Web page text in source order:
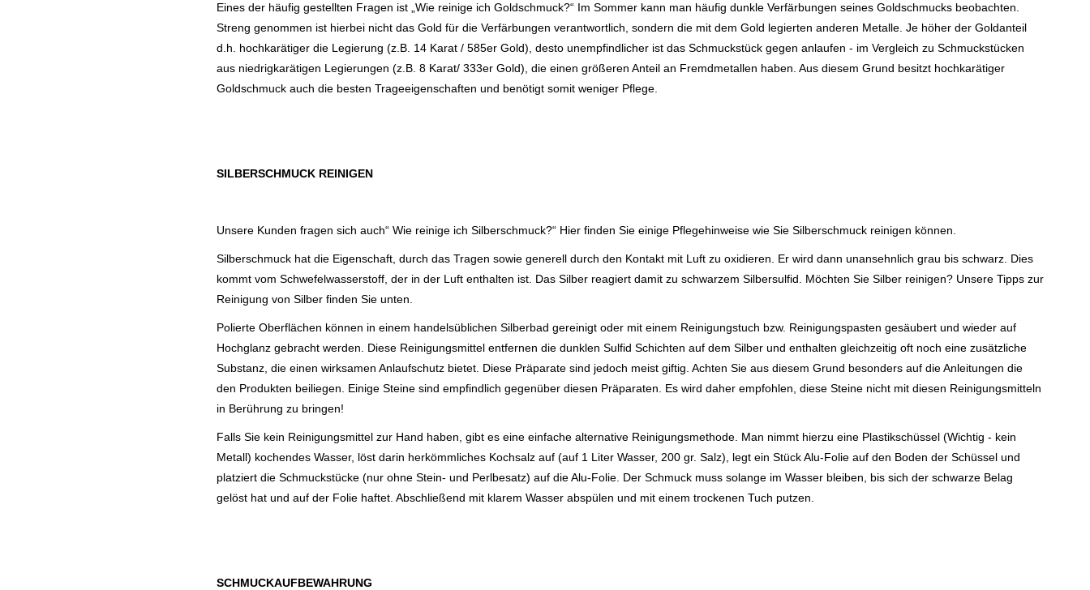
Eines der häufig gestellten Fragen ist „Wie reinige ich Goldschmuck?“ Im Sommer kann man häufig dunkle Verfärbungen seines Goldschmucks beobachten.
Streng genommen ist hierbei nicht das Gold für die Verfärbungen verantwortlich, sondern die mit dem Gold legierten anderen Metalle. Je höher der Goldanteil
d.h. hochkarätiger die Legierung (z.B. 14 Karat / 585er Gold), desto unempfindlicher ist das Schmuckstück gegen anlaufen - im Vergleich zu Schmuckstücken
aus niedrigkarätigen Legierungen (z.B. 8 Karat/ 333er Gold), die einen größeren Anteil an Fremdmetallen haben. Aus diesem Grund besitzt hochkarätiger
Goldschmuck auch die besten Trageeigenschaften und benötigt somit weniger Pflege.
SILBERSCHMUCK REINIGEN
Unsere Kunden fragen sich auch“ Wie reinige ich Silberschmuck?“ Hier finden Sie einige Pflegehinweise wie Sie Silberschmuck reinigen können.
Silberschmuck hat die Eigenschaft, durch das Tragen sowie generell durch den Kontakt mit Luft zu oxidieren. Er wird dann unansehnlich grau bis schwarz. Dies
kommt vom Schwefelwasserstoff, der in der Luft enthalten ist. Das Silber reagiert damit zu schwarzem Silbersulfid. Möchten Sie Silber reinigen? Unsere Tipps zur
Reinigung von Silber finden Sie unten.
Polierte Oberflächen können in einem handelsüblichen Silberbad gereinigt oder mit einem Reinigungstuch bzw. Reinigungspasten gesäubert und wieder auf
Hochglanz gebracht werden. Diese Reinigungsmittel entfernen die dunklen Sulfid Schichten auf dem Silber und enthalten gleichzeitig oft noch eine zusätzliche
Substanz, die einen wirksamen Anlaufschutz bietet. Diese Präparate sind jedoch meist giftig. Achten Sie aus diesem Grund besonders auf die Anleitungen die
den Produkten beiliegen. Einige Steine sind empfindlich gegenüber diesen Präparaten. Es wird daher empfohlen, diese Steine nicht mit diesen Reinigungsmitteln
in Berührung zu bringen!
Falls Sie kein Reinigungsmittel zur Hand haben, gibt es eine einfache alternative Reinigungsmethode. Man nimmt hierzu eine Plastikschüssel (Wichtig - kein
Metall) kochendes Wasser, löst darin herkömmliches Kochsalz auf (auf 1 Liter Wasser, 200 gr. Salz), legt ein Stück Alu-Folie auf den Boden der Schüssel und
platziert die Schmuckstücke (nur ohne Stein- und Perlbesatz) auf die Alu-Folie. Der Schmuck muss solange im Wasser bleiben, bis sich der schwarze Belag
gelöst hat und auf der Folie haftet. Abschließend mit klarem Wasser abspülen und mit einem trockenen Tuch putzen.
SCHMUCKAUFBEWAHRUNG